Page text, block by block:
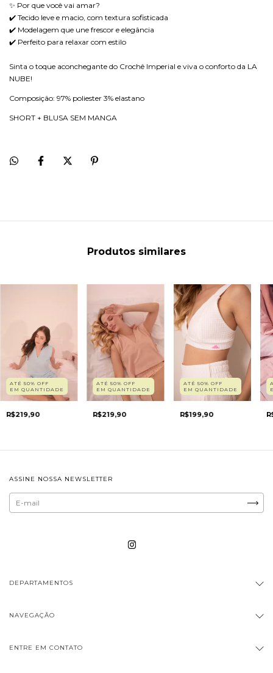
✨ Por que você vai amar?
✔️ Tecido leve e macio, com textura sofisticada
✔️ Modelagem que une frescor e elegância
✔️ Perfeito para relaxar com estilo
Sinta o toque aconchegante do Crochê Imperial e viva o conforto da LA
NUBE!
Composiçâo: 97% poliester 3% elastano
SHORT + BLUSA SEM MANGA
Produtos similares
ATÉ 50% OFF
EM QUANTIDADE
R$219,90
ATÉ 50% OFF
EM QUANTIDADE
R$219,90
ATÉ 50% OFF
EM QUANTIDADE
R$199,90
ASSINE NOSSA NEWSLETTER
DEPARTAMENTOS
NAVEGAÇÃO
ENTRE EM CONTATO